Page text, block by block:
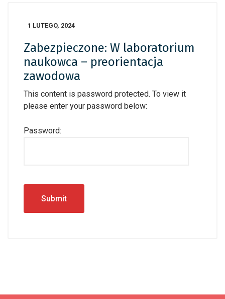
1 LUTEGO, 2024
Zabezpieczone: W laboratorium
naukowca – preorientacja
zawodowa
This content is password protected. To view it
please enter your password below:
Password: